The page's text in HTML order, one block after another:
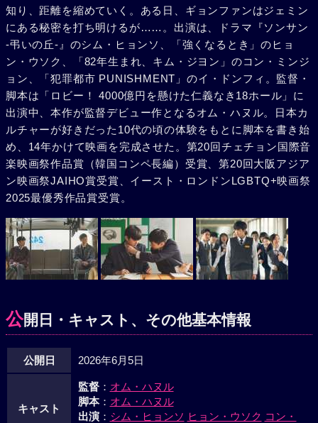
知り、距離を縮めていく。ある日、ギョンファンはジェミン
にある秘密を打ち明けるが……。出演は、ドラマ『ソンサン
-弔いの丘-』のシム・ヒョンソ、「強くなるとき」のヒョ
ン・ウソク、「82年生まれ、キム・ジヨン」のコン・ミンジ
ョン、「犯罪都市 PUNISHMENT」のイ・ドンフィ。監督・
脚本は「ロビー！ 4000億円を懸けた仁義なき18ホール」に
出演中、本作が監督デビュー作となるオム・ハヌル。日本カ
ルチャーが好きだった10代の頃の体験をもとに脚本を書き始
め、14年かけて映画を完成させた。第20回チェチョン国際音
楽映画祭作品賞（韓国コンペ長編）受賞、第20回大阪アジア
ン映画祭JAIHO賞受賞、イースト・ロンドンLGBTQ+映画祭
2025最優秀作品賞受賞。
公開日・キャスト、その他基本情報
公開日 2026年6月5日
キャスト
監督： オム・ハヌル
脚本： オム・ハヌル
出演： シム・ヒョンソ ヒョン・ウソク コン・